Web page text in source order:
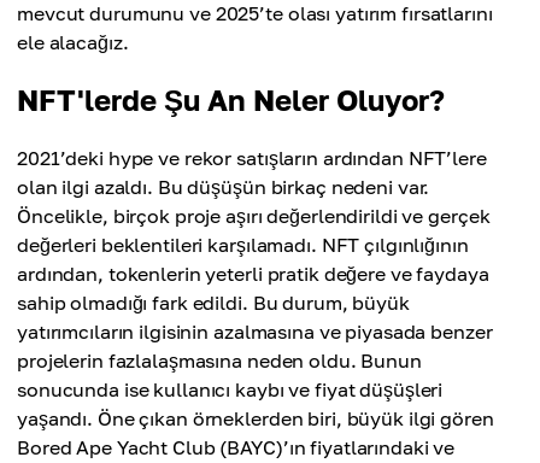
mevcut durumunu ve 2025’te olası yatırım fırsatlarını
ele alacağız.
NFT'lerde Şu An Neler Oluyor?
2021’deki hype ve rekor satışların ardından NFT’lere
olan ilgi azaldı. Bu düşüşün birkaç nedeni var.
Öncelikle, birçok proje aşırı değerlendirildi ve gerçek
değerleri beklentileri karşılamadı. NFT çılgınlığının
ardından, tokenlerin yeterli pratik değere ve faydaya
sahip olmadığı fark edildi. Bu durum, büyük
yatırımcıların ilgisinin azalmasına ve piyasada benzer
projelerin fazlalaşmasına neden oldu. Bunun
sonucunda ise kullanıcı kaybı ve fiyat düşüşleri
yaşandı. Öne çıkan örneklerden biri, büyük ilgi gören
Bored Ape Yacht Club (BAYC)’ın fiyatlarındaki ve